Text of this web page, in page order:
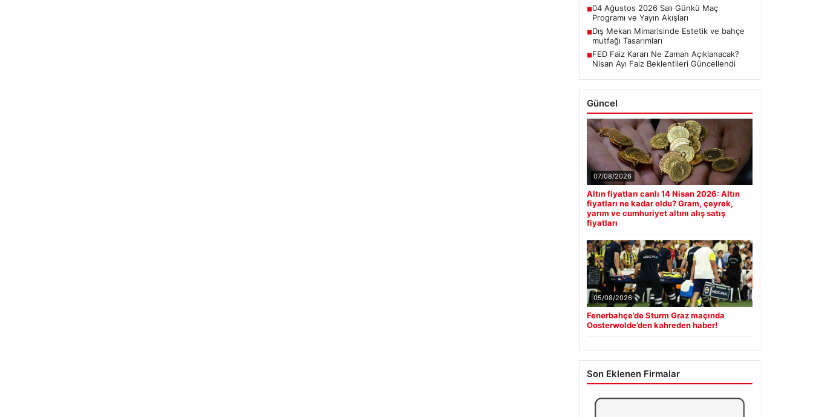
■04 Ağustos 2026 Salı Günkü Maç
Programı ve Yayın Akışları
■Dış Mekan Mimarisinde Estetik ve bahçe
mutfağı Tasarımları
■FED Faiz Kararı Ne Zaman Açıklanacak?
Nisan Ayı Faiz Beklentileri Güncellendi
Güncel
07/08/2026
Altın fiyatları canlı 14 Nisan 2026: Altın
fiyatları ne kadar oldu? Gram, çeyrek,
yarım ve cumhuriyet altını alış satış
fiyatları
05/08/2026
Fenerbahçe’de Sturm Graz maçında
Oosterwolde’den kahreden haber!
Son Eklenen Firmalar